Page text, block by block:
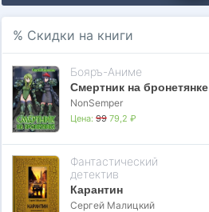
% Скидки на книги
Бояръ-Аниме
Смертник на бронетянке
NonSemper
Цена: 99 79,2 ₽
Фантастический
детектив
Карантин
Сергей Малицкий